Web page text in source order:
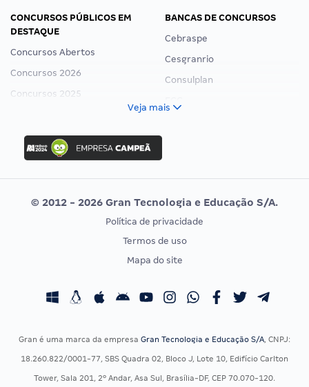
CONCURSOS PÚBLICOS EM
DESTAQUE
Concursos Abertos
Concursos 2026
Concursos 2025
Concurso Ibama
Concurso MPU
Editais publicados
BANCAS DE CONCURSOS
Cebraspe
Cesgranrio
Consulplan
Vunesp
CONCURSOS POR PROFISSÃO
Concursos Fiscais
EXAME DE ORDEM
Calendário OAB
Veja mais
© 2012 - 2026 Gran Tecnologia e Educação S/A.
Política de privacidade
Termos de uso
Mapa do site
Gran é uma marca da empresa Gran Tecnologia e Educação S/A, CNPJ:
18.260.822/0001-77, SBS Quadra 02, Bloco J, Lote 10, Edifício Carlton
Tower, Sala 201, 2º Andar, Asa Sul, Brasília-DF, CEP 70.070-120.